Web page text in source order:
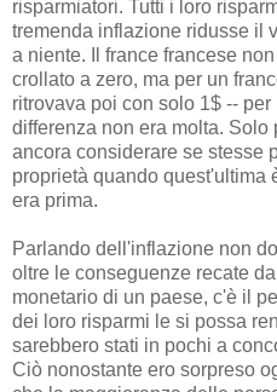
risparmiatori. Tutti i loro
tremenda inflazione ridusse il
a niente. Il france francese
crollato a zero, ma per un
ritrovava poi con solo 1$ --
differenza non era molta.
ancora considerare se stesse
proprietà quando quest'ultima
era prima.
Parlando dell'inflazione non
oltre le conseguenze recate
monetario di un paese, c'è il
dei loro risparmi le si possa
sarebbero stati in pochi a
Ciò nonostante ero sorpreso